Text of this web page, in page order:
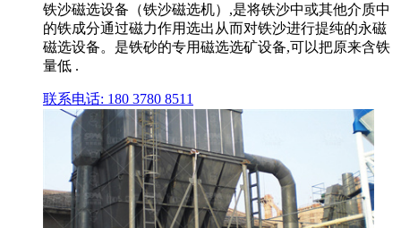
铁沙磁选设备（铁沙磁选机）,是将铁沙中或其他介质中
的铁成分通过磁力作用选出从而对铁沙进行提纯的永磁
磁选设备。是铁砂的专用磁选选矿设备,可以把原来含铁
量低 .
联系电话: 180 3780 8511